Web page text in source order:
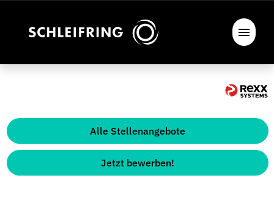
Alle Stellenangebote
Jetzt bewerben!